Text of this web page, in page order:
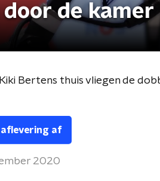
de kamer
Bertens thuis vliegen de
aflevering af
2020